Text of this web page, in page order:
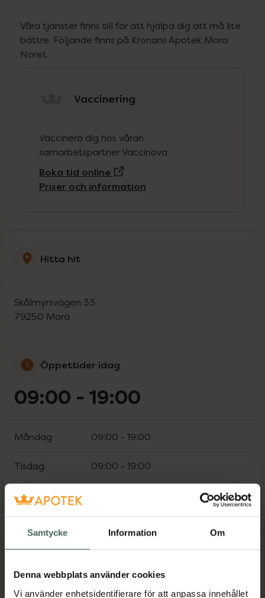
Samtycke Information Om
Denna webbplats använder cookies
Vi använder enhetsidentifierare för att anpassa innehållet
Våra tjänster finns till för att hjälpa dig att må lite
bättre. Följande finns på Kronans Apotek Mora
Noret.
Vaccinering
Vaccinera dig hos våran
samarbetspartner Vaccinova
Boka tid online
Priser och information
Hitta hit
Skålmyrsvägen 33
79250 Mora
Öppettider idag
09:00 - 19:00
Måndag 09:00 - 19:00
Tisdag 09:00 - 19:00
Onsdag
Fredag 09:00-19:00